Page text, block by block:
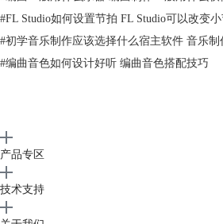
#FL Studio如何设置节拍 FL Studio可以改变
#初学音乐制作应该选择什么宿主软件 音乐
#编曲音色如何设计好听 编曲音色搭配技巧
产品专区
技术支持